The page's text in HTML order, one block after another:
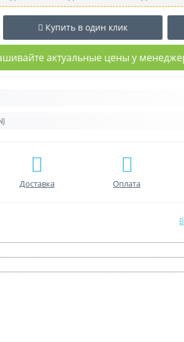
Купить в один клик
актуальные цены у
Доставка Оплата